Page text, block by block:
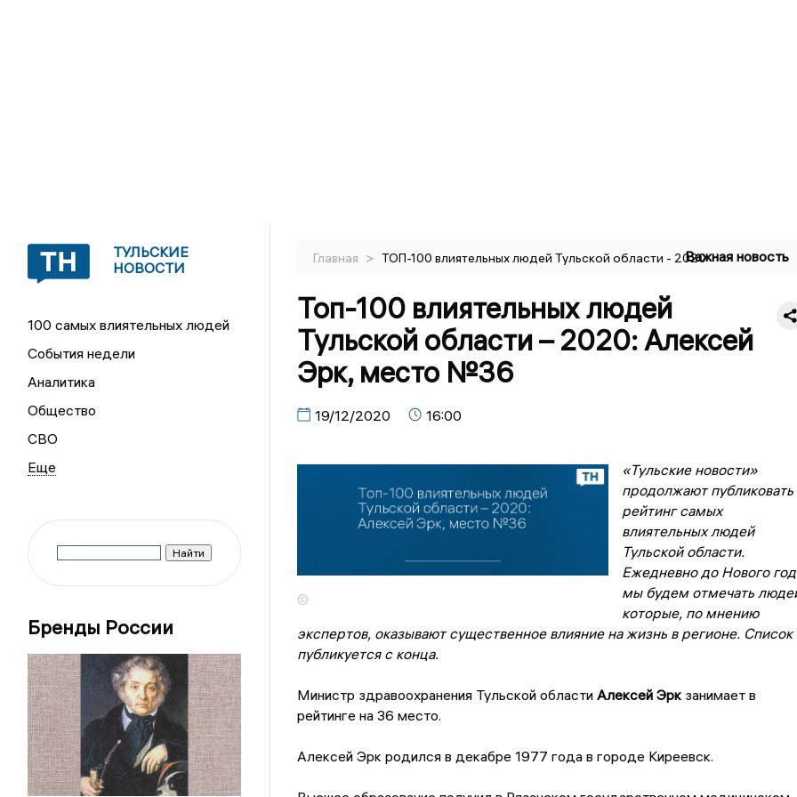
ТУЛЬСКИЕ
НОВОСТИ
100 самых влиятельных людей
События недели
Аналитика
Общество
СВО
Бренды России
Главная > ТОП-100 влиятельных людей Тульской области - 2020Важная новость
Топ-100 влиятельных людей
Тульской области – 2020: Алексей
Эрк, место №36
19/12/2020 16:00
©
«Тульские новости»
продолжают публиковать
рейтинг самых
влиятельных людей
Тульской области.
Ежедневно до Нового
мы будем отмечать
которые, по мнению
экспертов, оказывают существенное влияние на жизнь в регионе. Список
публикуется с конца.
Министр здравоохранения Тульской области Алексей Эркзанимает в
рейтинге на 36 место.
Алексей Эрк родился в декабре 1977 года в городе Киреевск.